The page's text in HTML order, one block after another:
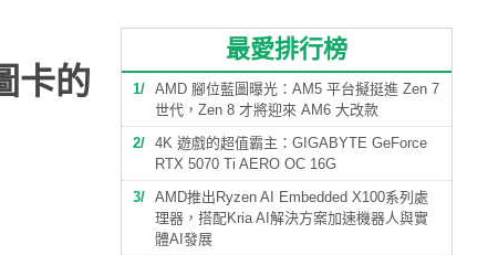
卡的
最愛排行榜
1
AMD 腳位藍圖曝光：AM5 平台擬挺進 Zen 7
世代，Zen 8 才將迎來 AM6 大改款
2
4K 遊戲的超值霸主：GIGABYTE GeForce
RTX 5070 Ti AERO OC 16G
3
AMD推出Ryzen AI Embedded X100系列處
理器，搭配Kria AI解決方案加速機器人與實
體AI發展